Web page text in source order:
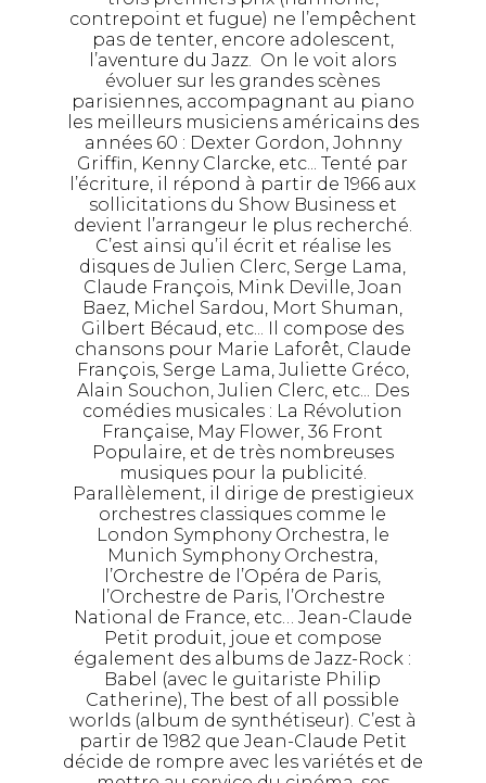
contrepoint et fugue) ne l’empêchent
pas de tenter, encore adolescent,
l’aventure du Jazz. On le voit alors
évoluer sur les grandes scènes
parisiennes, accompagnant au piano
les meilleurs musiciens américains des
années 60 : Dexter Gordon, Johnny
Griffin, Kenny Clarcke, etc... Tenté par
l’écriture, il répond à partir de 1966 aux
sollicitations du Show Business et
devient l’arrangeur le plus recherché.
C’est ainsi qu’il écrit et réalise les
disques de Julien Clerc, Serge Lama,
Claude François, Mink Deville, Joan
Baez, Michel Sardou, Mort Shuman,
Gilbert Bécaud, etc... Il compose des
chansons pour Marie Laforêt, Claude
François, Serge Lama, Juliette Gréco,
Alain Souchon, Julien Clerc, etc... Des
comédies musicales : La Révolution
Française, May Flower, 36 Front
Populaire, et de très nombreuses
musiques pour la publicité.
Parallèlement, il dirige de prestigieux
orchestres classiques comme le
London Symphony Orchestra, le
Munich Symphony Orchestra,
l’Orchestre de l’Opéra de Paris,
l’Orchestre de Paris, l’Orchestre
National de France, etc… Jean-Claude
Petit produit, joue et compose
également des albums de Jazz-Rock :
Babel (avec le guitariste Philip
Catherine), The best of all possible
worlds (album de synthétiseur). C’est à
partir de 1982 que Jean-Claude Petit
décide de rompre avec les variétés et de